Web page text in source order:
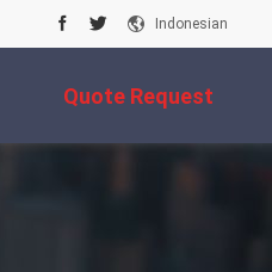
Indonesian
Quote Request